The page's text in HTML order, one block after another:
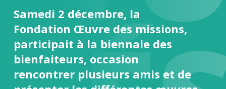
Samedi 2 décembre, la
Fondation Œuvre des missions,
participait à la biennale des
bienfaiteurs, occasion
rencontrer plusieurs amis et de